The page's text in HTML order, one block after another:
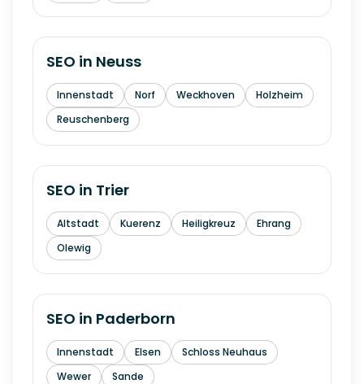
SEO in Neuss
Innenstadt Norf Weckhoven
Holzheim
Reuschenberg
SEO in Trier
Altstadt Kuerenz Heiligkreuz
Ehrang
Olewig
SEO in Paderborn
Innenstadt Elsen
Schloss Neuhaus
Wewer
Sande